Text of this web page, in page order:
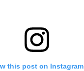
this post on Instagram